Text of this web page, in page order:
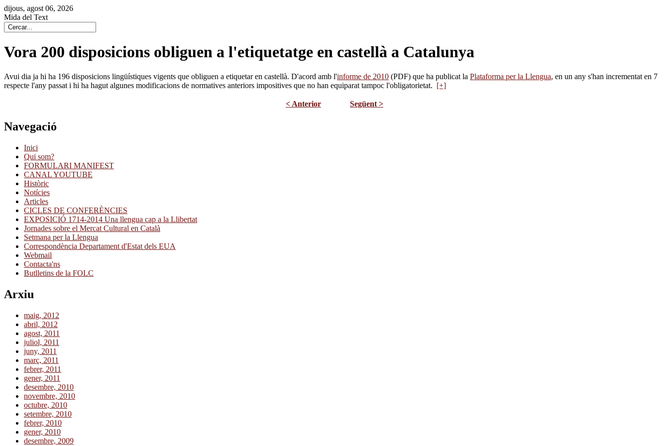
dijous, agost 06, 2026
Mida del Text
Vora 200 disposicions obliguen a l'etiquetatge en castellà a Catalunya
Avui dia ja hi ha 196 disposicions lingüístiques vigents que obliguen a etiquetar en castellà. D'acord amb l'informe de 2010 (PDF) que ha publicat la Plataforma per la Llengua, en un any s'han incrementat en 7
respecte l'any passat i hi ha hagut algunes modificacions de normatives anteriors impositives que no han equiparat tampoc l'obligatorietat. [+]
< Anterior Següent >
Navegació
Inici
Qui som?
FORMULARI MANIFEST
CANAL YOUTUBE
Històric
Notícies
Articles
CICLES DE CONFERÈNCIES
EXPOSICIÓ 1714-2014 Una llengua cap a la Llibertat
Jornades sobre el Mercat Cultural en Català
Setmana per la Llengua
Correspondència Departament d'Estat dels EUA
Webmail
Contacta'ns
Butlletins de la FOLC
Arxiu
maig, 2012
abril, 2012
agost, 2011
juliol, 2011
juny, 2011
març, 2011
febrer, 2011
gener, 2011
desembre, 2010
novembre, 2010
octubre, 2010
setembre, 2010
febrer, 2010
gener, 2010
desembre, 2009